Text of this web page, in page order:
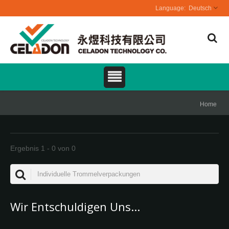
Deutsch
Home
Ergebnis 1 - 0 von 0
Wir Entschuldigen Uns...